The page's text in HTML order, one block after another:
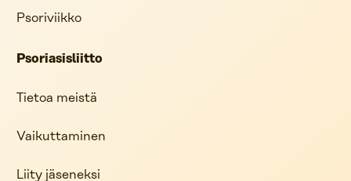
Psoriviikko
Psoriasisliitto
Tietoa meistä
Vaikuttaminen
Liity jäseneksi